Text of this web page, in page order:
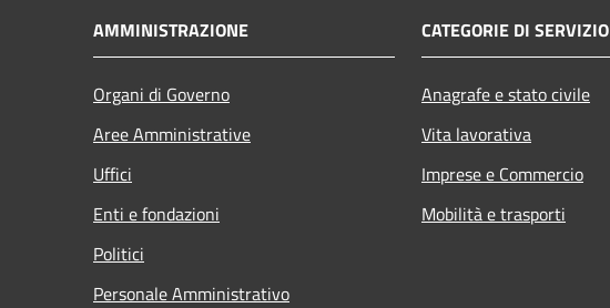
AMMINISTRAZIONE
Organi di Governo
Aree Amministrative
Uffici
Enti e fondazioni
Politici
Personale Amministrativo
CATEGORIE DI SERVIZIO
Anagrafe e stato civile
Vita lavorativa
Imprese e Commercio
Mobilità e trasporti